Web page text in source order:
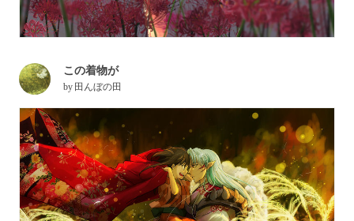
この着物が
by 田んぼの田